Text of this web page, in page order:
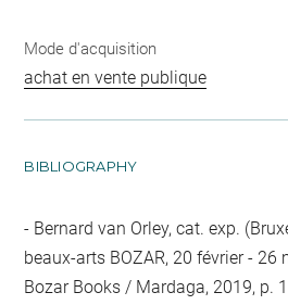
Mode d'acquisition
achat en vente publique
BIBLIOGRAPHY
Bernard van Orley, cat. exp.
beaux-arts BOZAR, 20 février - 26
Bozar Books / Mardaga, 2019, p.